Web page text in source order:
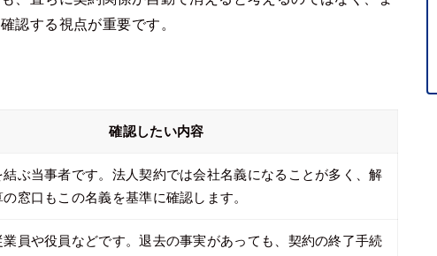
認する視点が重要です。
確認したい内容
ぶ当事者です。法人契約では会社名義になることが多く、解
窓口もこの名義を基準に確認します。
員や役員などです。退去の事実があっても、契約の終了手続